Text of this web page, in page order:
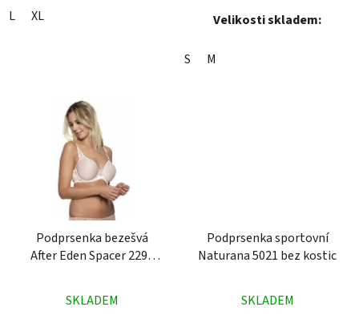
L XL Velikosti skladem:
S M
Podprsenka bezešvá
After Eden Spacer 2295
hodnocení
SKLADEM
Podprsenka sportovní
Naturana 5021 bez kostic
hodnocení
SKLADEM